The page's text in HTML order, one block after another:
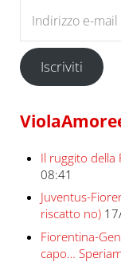
Iscriviti
Il ruggito della
08:41
Juventus-
riscatto no)
Fiorentina-
capo…